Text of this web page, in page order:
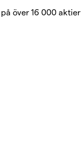
över 16 000 aktier